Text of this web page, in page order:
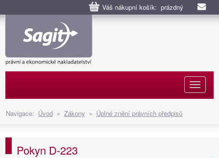
Váš nákupní košík: prázdný
Navigace: Úvod » Zákony » Úplné znění právních předpisů
Pokyn D-223